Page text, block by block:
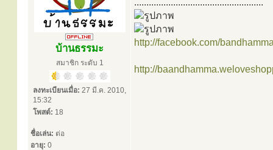
บ้านธรรมะ
สมาชิก ระดับ 1
ลงทะเบียนเมื่อ: 27 มี.ค. 2010,
15:32
โพสต์: 18
ชื่อเล่น: ต่อ
อายุ: 0
.....................................................
http://facebook.com/
http://